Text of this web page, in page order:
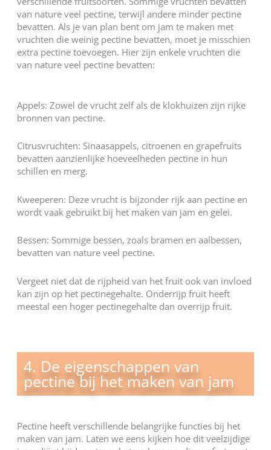
van nature veel pectine, terwijl andere minder pectine
bevatten. Als je van plan bent om jam te maken met
vruchten die weinig pectine bevatten, moet je misschien
extra pectine toevoegen. Hier zijn enkele vruchten die
van nature veel pectine bevatten:
Appels: Zowel de vrucht zelf als de klokhuizen zijn rijke
bronnen van pectine.
Citrusvruchten: Sinaasappels, citroenen en grapefruits
bevatten aanzienlijke hoeveelheden pectine in hun
schillen en merg.
Kweeperen: Deze vrucht is bijzonder rijk aan pectine en
wordt vaak gebruikt bij het maken van jam en gelei.
Bessen: Sommige bessen, zoals bramen en aalbessen,
bevatten van nature veel pectine.
Vergeet niet dat de rijpheid van het fruit ook van invloed
kan zijn op het pectinegehalte. Onderrijp fruit heeft
meestal een hoger pectinegehalte dan overrijp fruit.
4. De eigenschappen van
pectine bij het maken van jam
Pectine heeft verschillende belangrijke functies bij het
maken van jam. Laten we eens kijken hoe dit veelzijdige